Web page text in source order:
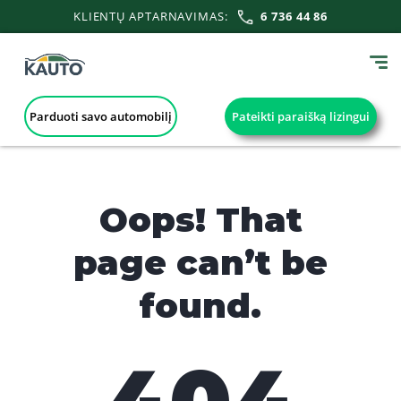
KLIENTŲ APTARNAVIMAS: 6 736 44 86
Parduoti savo automobilį Pateikti paraišką lizingui
Oops! That
page can’t be
found.